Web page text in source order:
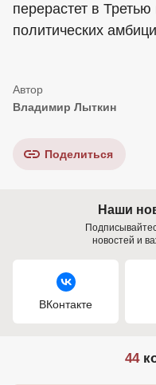
перерастет в
политических
Владимир Лыткин
Поделиться
Наши
новостей и
ВКонтакте
44